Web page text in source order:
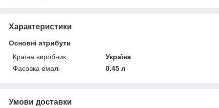
Характеристики
Основні атрибути
Країна виробник
Україна
Фасовка емалі
0.45 л
Умови доставки